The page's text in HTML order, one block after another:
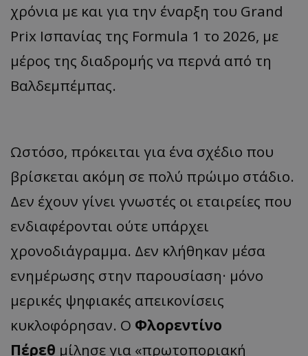
χρόνια με και για την έναρξη του Grand
Prix Ισπανίας της Formula 1 το 2026, με
μέρος της διαδρομής να περνά από τη
Βαλδεμπέμπας.
Ωστόσο, πρόκειται για ένα σχέδιο που
βρίσκεται ακόμη σε πολύ πρώιμο στάδιο.
Δεν έχουν γίνει γνωστές οι εταιρείες που
ενδιαφέρονται ούτε υπάρχει
χρονοδιάγραμμα. Δεν κλήθηκαν μέσα
ενημέρωσης στην παρουσίαση· μόνο
μερικές ψηφιακές απεικονίσεις
κυκλοφόρησαν. Ο Φλορεντίνο
Πέρεθ μίλησε για «πρωτοποριακή